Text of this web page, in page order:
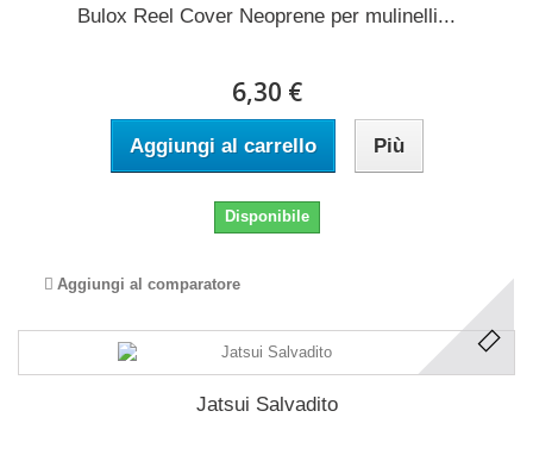
Bulox Reel Cover Neoprene per mulinelli...
6,30 €
Aggiungi al carrello Più
Disponibile
Aggiungi al comparatore
Jatsui Salvadito